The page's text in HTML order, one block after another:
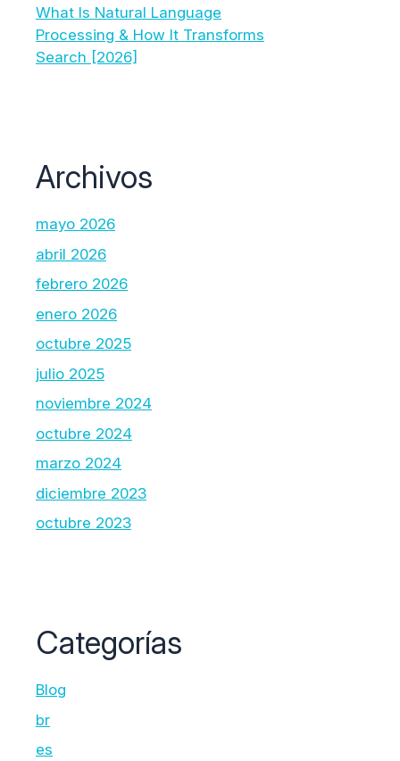
What Is Natural Language
Processing & How It Transforms
Search [2026]
Archivos
mayo 2026
abril 2026
febrero 2026
enero 2026
octubre 2025
julio 2025
noviembre 2024
octubre 2024
marzo 2024
diciembre 2023
octubre 2023
Categorías
Blog
br
es